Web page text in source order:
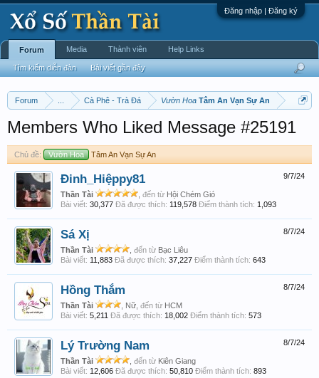
Đăng nhập | Đăng ký
Forum Cà Phê - Trà Đá Vườn Hoa Tâm An Vạn Sự An
Members Who Liked Message #25191
Chủ đề: Vườn Hoa Tâm An Vạn Sự An
9/7/24
Đinh_Hiệppy81
Thần Tài đến từ Hội Chém Gió
Bài viết: 30,377 Đã được thích: 119,578 Điểm thành tích: 1,093
8/7/24
Sá Xị
Thần Tài đến từ Bạc Liêu
Bài viết: 11,883 Đã được thích: 37,227 Điểm thành tích: 643
8/7/24
Hồng Thắm
Thần Tài , Nữ, đến từ HCM
Bài viết: 5,211 Đã được thích: 18,002 Điểm thành tích: 573
8/7/24
Lý Trường Nam
Thần Tài đến từ Kiên Giang
Bài viết: 12,606 Đã được thích: 50,810 Điểm thành tích: 893
Forum
Tìm kiếm diễn đàn Bài viết gần đây
Media Thành viên Help Links